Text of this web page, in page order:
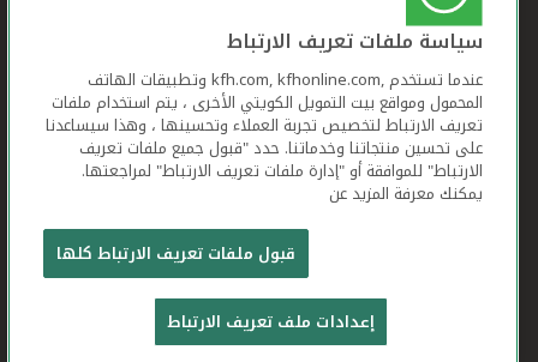
بيت التمويل الكويتي جميع الحقوق محفوظة © 2025
شروط وأحكام استخدام الموقع الإلكتروني
تعريف الارتباط بيان الخصوصية
سياسة ملفات تعريف الارتباط
عندما تستخدم ,kfh.com, kfhonline.com وتطبيقات الهاتف
المحمول ومواقع بيت التمويل الكويتي الأخرى ، يتم استخدام ملفات
تعريف الارتباط لتخصيص تجربة العملاء وتحسينها ، وهذا سيساعدنا
على تحسين منتجاتنا وخدماتنا. حدد "قبول جميع ملفات تعريف
الارتباط" للموافقة أو "إدارة ملفات تعريف الارتباط" لمراجعتها.
يمكنك معرفة المزيد عن
قبول ملفات تعريف الارتباط كلها
إعدادات ملف تعريف الارتباط